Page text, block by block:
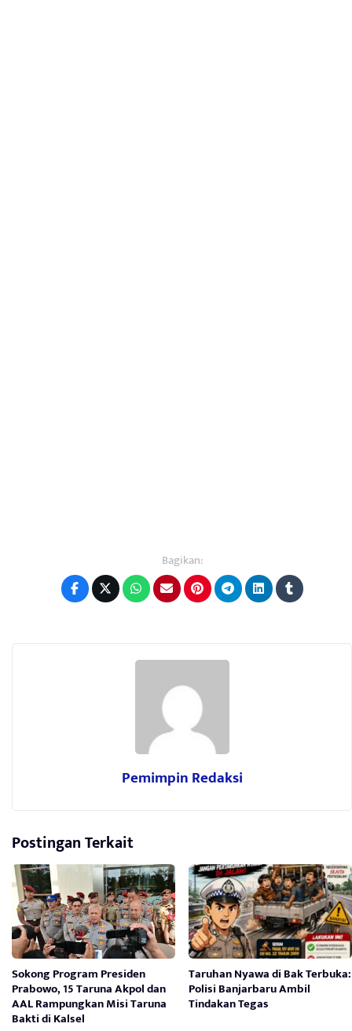
Bagikan:
Pemimpin Redaksi
Postingan Terkait
Sokong Program Presiden
Prabowo, 15 Taruna Akpol dan
AAL Rampungkan Misi Taruna
Bakti di Kalsel
Taruhan Nyawa di Bak Terbuka:
Polisi Banjarbaru Ambil
Tindakan Tegas